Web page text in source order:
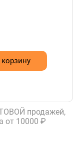
продажей,
от 10000 ₽